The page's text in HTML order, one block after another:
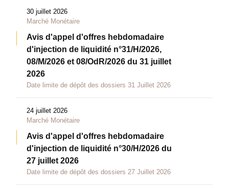
30 juillet 2026
Marché Monétaire
Avis d'appel d'offres hebdomadaire
d'injection de liquidité n°31/H/2026,
08/M/2026 et 08/OdR/2026 du 31 juillet
2026
Date limite de dépôt des dossiers 31 Juillet 2026
24 juillet 2026
Marché Monétaire
Avis d'appel d'offres hebdomadaire
d'injection de liquidité n°30/H/2026 du
27 juillet 2026
Date limite de dépôt des dossiers 27 Juillet 2026